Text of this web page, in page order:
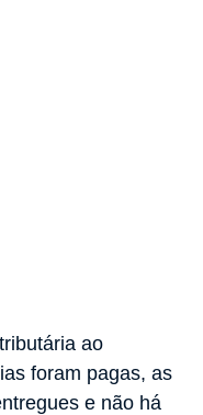
ao
foram pagas, as
e não há